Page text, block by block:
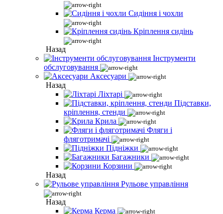
Сидіння і чохли
Кріплення сидінь
Назад
Інструменти
обслуговування
Аксесуари
Назад
Ліхтарі
Підставки,
кріплення, стенди
Крила
Фляги і
фляготримачі
Підніжки
Багажники
Корзини
Назад
Рульове управління
Назад
Керма